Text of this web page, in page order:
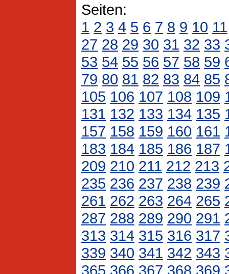
Seiten:
1 2 3 4 5 6 7 8 9 10 11
27 28 29 30 31 32 33
53 54 55 56 57 58 59
79 80 81 82 83 84 85
105 106 107 108 109
131 132 133 134 135
157 158 159 160 161
183 184 185 186 187
209 210 211 212 213
235 236 237 238 239
261 262 263 264 265
287 288 289 290 291
313 314 315 316 317
339 340 341 342 343
365 366 367 368 369